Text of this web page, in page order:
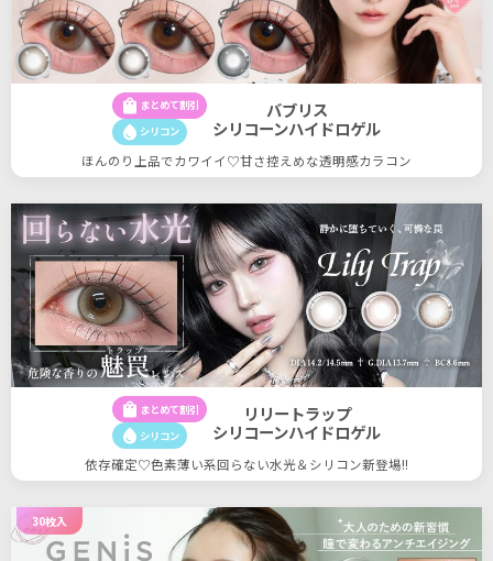
shopping_bag まとめて割引
water_drop シリコン
バブリス
シリコーンハイドロゲル
ほんのり上品でカワイイ♡甘さ控えめな透明感カラコン
shopping_bag まとめて割引
water_drop シリコン
リリートラップ
シリコーンハイドロゲル
依存確定♡色素薄い系回らない水光＆シリコン新登場!!
30枚入